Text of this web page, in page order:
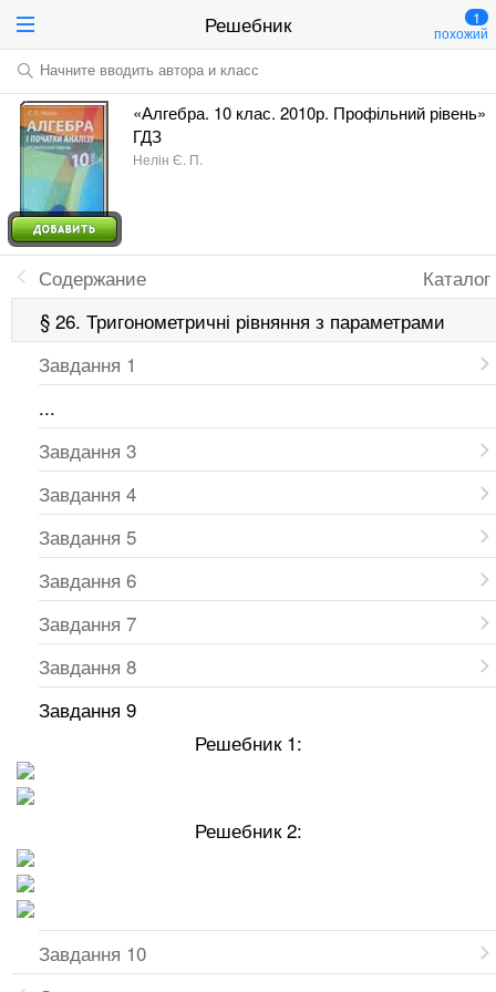
Решебник 1
похожий
Начните вводить автора и класс
«Алгебра. 10 клас. 2010р. Профільний рівень»
ГДЗ
Нелін Є. П.
Каталог
Содержание
§ 26. Тригонометричні рівняння з параметрами
Завдання 1
...
Завдання 3
Завдання 4
Завдання 5
Завдання 6
Завдання 7
Завдання 8
Завдання 9
Решебник 1:
Решебник 2:
Завдання 10